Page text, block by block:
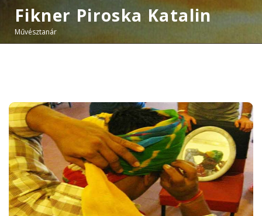
Fikner Piroska Katalin
Művésztanár